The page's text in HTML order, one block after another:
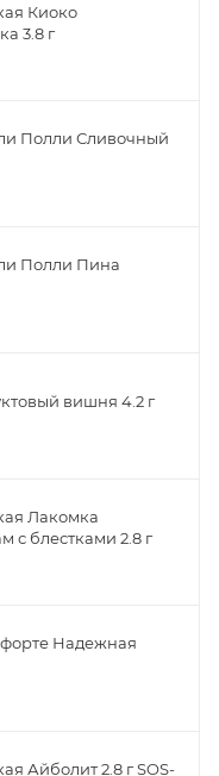
Киоко
3.8 г
Полли Сливочный
Полли Пина
вишня 4.2 г
Лакомка
с блестками 2.8 г
Надежная
Айболит 2.8 г SOS-